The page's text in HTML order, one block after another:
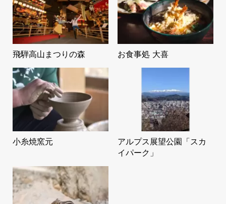
飛騨高山まつりの森 お食事処 大喜
小糸焼窯元
アルプス展望公園「スカ
イパーク」